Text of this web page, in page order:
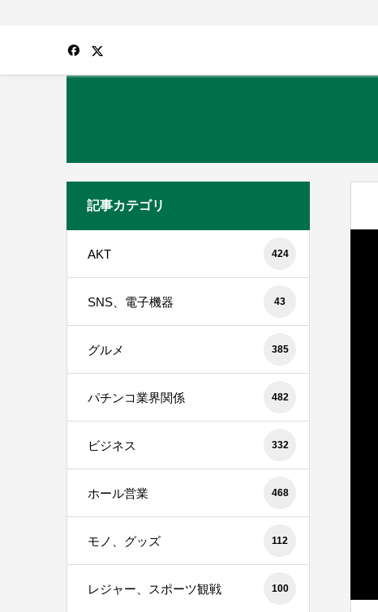
記事カテゴリ
AKT 424
SNS、電子機器 43
グルメ 385
パチンコ業界関係 482
ビジネス 332
ホール営業 468
モノ、グッズ 112
レジャー、スポーツ観戦 100